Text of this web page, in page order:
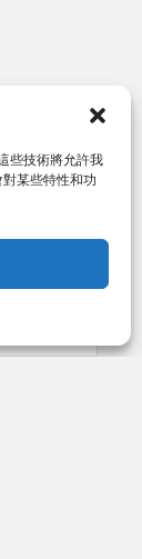
些技術將允許我
某些特性和功